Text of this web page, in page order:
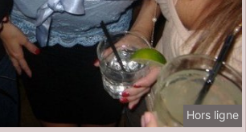
Hors ligne